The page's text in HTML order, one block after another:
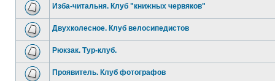
Изба-читальня. Клуб "книжных червяков"
Двухколесное. Клуб велосипедистов
Рюкзак. Тур-клуб.
Проявитель. Клуб фотографов